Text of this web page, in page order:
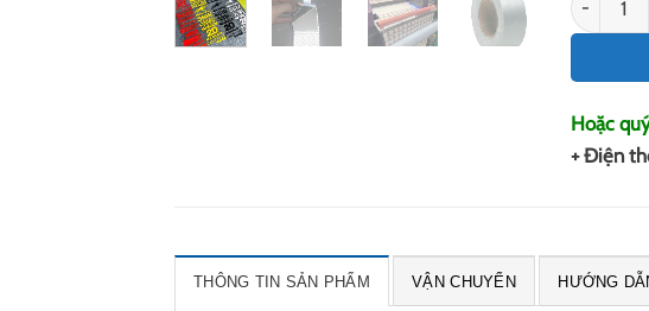
Hoặc
+ Điện
THÔNG TIN SẢN PHẨM VẬN CHUYỂN HƯỚNG